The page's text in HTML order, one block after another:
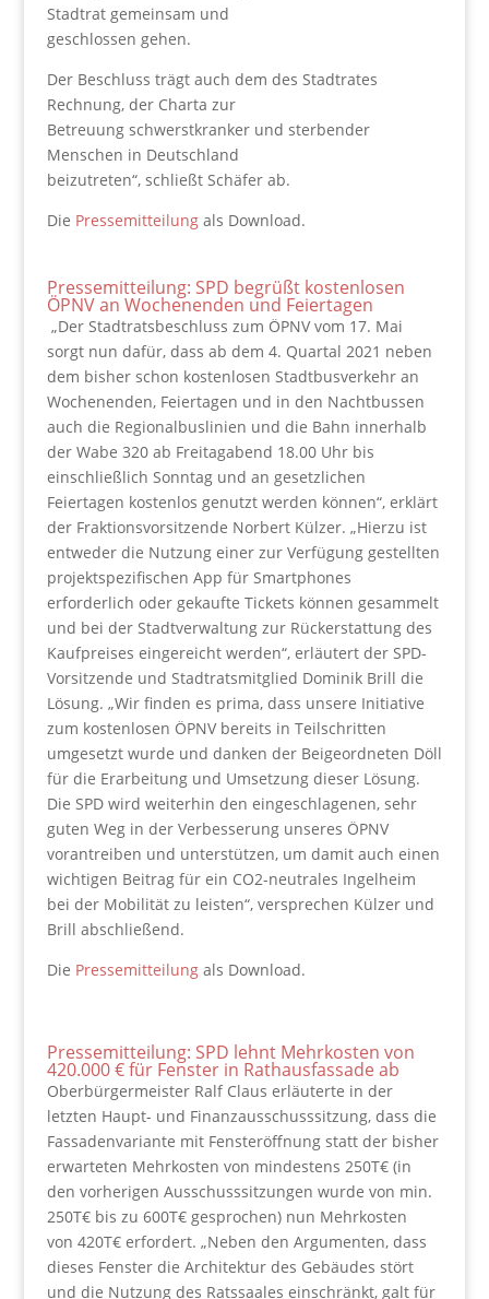
Stadtrat gemeinsam und
geschlossen gehen.
Der Beschluss trägt auch dem des Stadtrates
Rechnung, der Charta zur
Betreuung schwerstkranker und sterbender
Menschen in Deutschland
beizutreten“, schließt Schäfer ab.
Die Pressemitteilungals Download.
Pressemitteilung: SPD begrüßt kostenlosen
ÖPNV an Wochenenden und Feiertagen
„Der Stadtratsbeschluss zum ÖPNV vom 17. Mai
sorgt nun dafür, dass ab dem 4. Quartal 2021 neben
dem bisher schon kostenlosen Stadtbusverkehr an
Wochenenden, Feiertagen und in den Nachtbussen
auch die Regionalbuslinien und die Bahn innerhalb
der Wabe 320 ab Freitagabend 18.00 Uhr bis
einschließlich Sonntag und an gesetzlichen
Feiertagen kostenlos genutzt werden können“, erklärt
der Fraktionsvorsitzende Norbert Külzer. „Hierzu ist
entweder die Nutzung einer zur Verfügung gestellten
projektspezifischen App für Smartphones
erforderlich oder gekaufte Tickets können gesammelt
und bei der Stadtverwaltung zur Rückerstattung des
Kaufpreises eingereicht werden“, erläutert der SPD-
Vorsitzende und Stadtratsmitglied Dominik Brill die
Lösung. „Wir finden es prima, dass unsere Initiative
zum kostenlosen ÖPNV bereits in Teilschritten
umgesetzt wurde und danken der Beigeordneten Döll
für die Erarbeitung und Umsetzung dieser Lösung.
Die SPD wird weiterhin den eingeschlagenen, sehr
guten Weg in der Verbesserung unseres ÖPNV
vorantreiben und unterstützen, um damit auch einen
wichtigen Beitrag für ein CO2-neutrales Ingelheim
bei der Mobilität zu leisten“, versprechen Külzer und
Brill abschließend.
Die Pressemitteilungals Download.
Pressemitteilung: SPD lehnt Mehrkosten von
420.000 € für Fenster in Rathausfassade ab
Oberbürgermeister Ralf Claus erläuterte in der
letzten Haupt- und Finanzausschusssitzung, dass die
Fassadenvariante mit Fensteröffnung statt der bisher
erwarteten Mehrkosten von mindestens 250T€ (in
den vorherigen Ausschusssitzungen wurde von min.
250T€ bis zu 600T€ gesprochen) nun Mehrkosten
von 420T€ erfordert. „Neben den Argumenten, dass
dieses Fenster die Architektur des Gebäudes stört
und die Nutzung des Ratssaales einschränkt, galt für